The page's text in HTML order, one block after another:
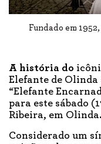
Fundado em
A história do
Elefante de
“Elefante
para este sábado
Ribeira, em
Considerado um